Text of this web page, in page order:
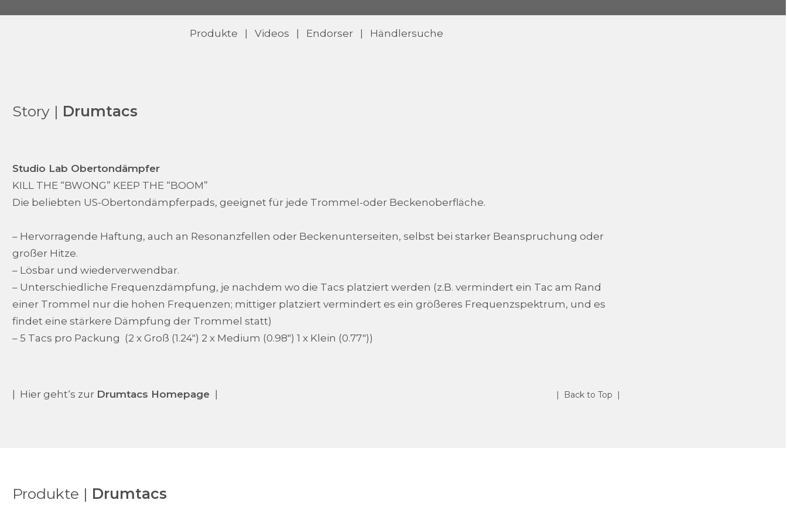
Produkte Videos Endorser| Händlersuche
Story | Drumtacs
Studio Lab Obertondämpfer
KILL THE “BWONG” KEEP THE “BOOM”
Die beliebten US-Obertondämpferpads, geeignet für jede Trommel-oder Beckenoberfläche.
– Hervorragende Haftung, auch an Resonanzfellen oder Beckenunterseiten, selbst bei starker Beanspruchung oder
großer Hitze.
– Lösbar und wiederverwendbar.
– Unterschiedliche Frequenzdämpfung, je nachdem wo die Tacs platziert werden (z.B. vermindert ein Tac am Rand
einer Trommel nur die hohen Frequenzen; mittiger platziert vermindert es ein größeres Frequenzspektrum, und es
findet eine stärkere Dämpfung der Trommel statt)
– 5 Tacs pro Packung (2 x Groß (1.24") 2 x Medium (0.98") 1 x Klein (0.77"))
| Hier geht‘s zur Drumtacs Homepage | Back to Top |
Produkte | Drumtacs